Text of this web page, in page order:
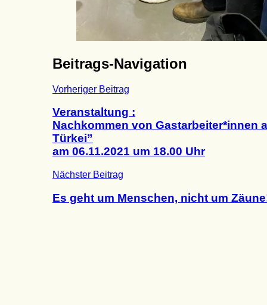
Beitrags-Navigation
Vorheriger Beitrag
Veranstaltung :
Nachkommen von Gastarbeiter*innen
Türkei”
am 06.11.2021 um 18.00 Uhr
Nächster Beitrag
Es geht um Menschen, nicht um